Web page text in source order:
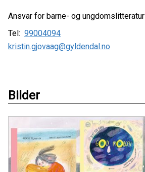
Ansvar for barne- og ungdomslitteratur
Tel: 99004094
kristin.gjovaag@gyldendal.no
Bilder